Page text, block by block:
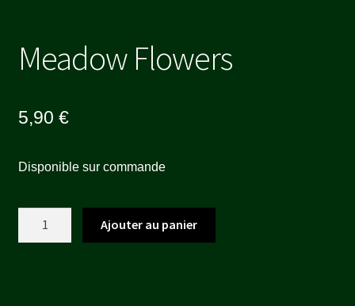
Meadow Flowers
5,90 €
Disponible sur commande
Ajouter au panier